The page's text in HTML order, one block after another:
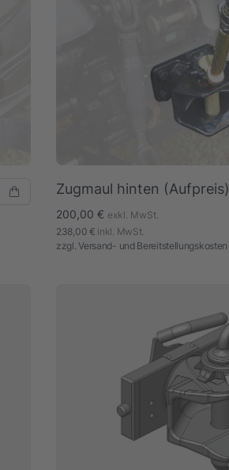
Zugmaul hinten (Aufpreis)
200,00 € exkl. MwSt.
238,00 € inkl. MwSt.
zzgl.Versand- und Bereitstellungskosten